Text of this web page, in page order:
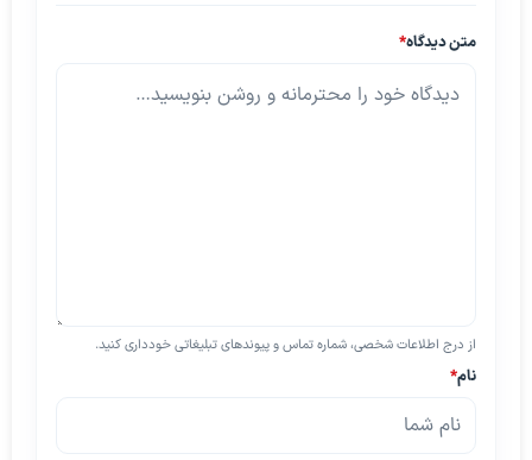
متن دیدگاه*
از درج اطلاعات شخصی، شماره تماس و پیوندهای تبلیغاتی خودداری کنید.
نام*